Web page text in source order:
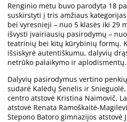
Renginio metu buvo parodyta 18
suskirstyti į tris amžiaus
bei vyresnieji – nuo 5 klasės iki 29
išvysti įvairiausių pasirodymų –
teatrinių bei kitų kūrybinių formų.
išsiskyrė autentiškumu, dalyvių
netrūko palaikymo ir aplodismentų.
Dalyvių pasirodymus vertino
sudarė Kalėdų Senelis ir
centro atstovė Kristina Naimovič,
atstovė Renata Ramoškaitė-
Stepono Batoro gimnazijos atstovė